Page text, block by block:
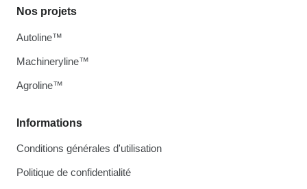
Informations
Conditions générales d'utilisation
Politique de confidentialité
Nos projets
Autoline™
Machineryline™
Agroline™